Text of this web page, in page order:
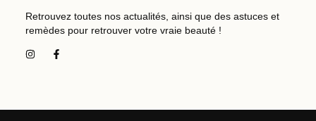
Retrouvez toutes nos actualités, ainsi que des astuces et
remèdes pour retrouver votre vraie beauté !